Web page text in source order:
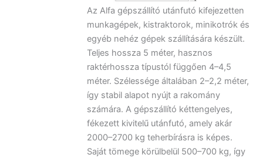
Az Alfa gépszállító utánfutó kifejezetten
munkagépek, kistraktorok, minikotrók és
egyéb nehéz gépek szállítására készült.
Teljes hossza 5 méter, hasznos
raktérhossza típustól függően 4–4,5
méter. Szélessége általában 2–2,2 méter,
így stabil alapot nyújt a rakomány
számára. A gépszállító kéttengelyes,
fékezett kivitelű utánfutó, amely akár
2000–2700 kg teherbírásra is képes.
Saját tömege körülbelül 500–700 kg, így